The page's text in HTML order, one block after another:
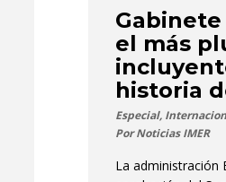
el más
historia
Especial,
PorNoticias IMER
La administración